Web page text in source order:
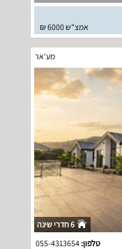
אמצ"ש 6000 ₪
מע'אר
6 חדרי שינה
טלפון:055-4313654